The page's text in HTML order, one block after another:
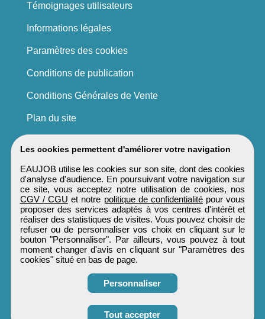
Obtenir ses
Les cookies permettent d'améliorer votre navigation
EAUJOB utilise les cookies sur son site, dont des cookies
d'analyse d'audience. En poursuivant votre navigation sur
ce site, vous acceptez notre utilisation de cookies, nos
CGV / CGU et notre politique de confidentialité pour vous
proposer des services adaptés à vos centres d'intérêt et
réaliser des statistiques de visites. Vous pouvez choisir de
refuser ou de personnaliser vos choix en cliquant sur le
bouton "Personnaliser". Par ailleurs, vous pouvez à tout
moment changer d'avis en cliquant sur "Paramètres des
cookies" situé en bas de page.
Personnaliser
Tout accepter
Témoignages utilisateurs
Informations légales
Paramètres des cookies
Conditions de publication
Conditions Générales de Vente
Plan du site